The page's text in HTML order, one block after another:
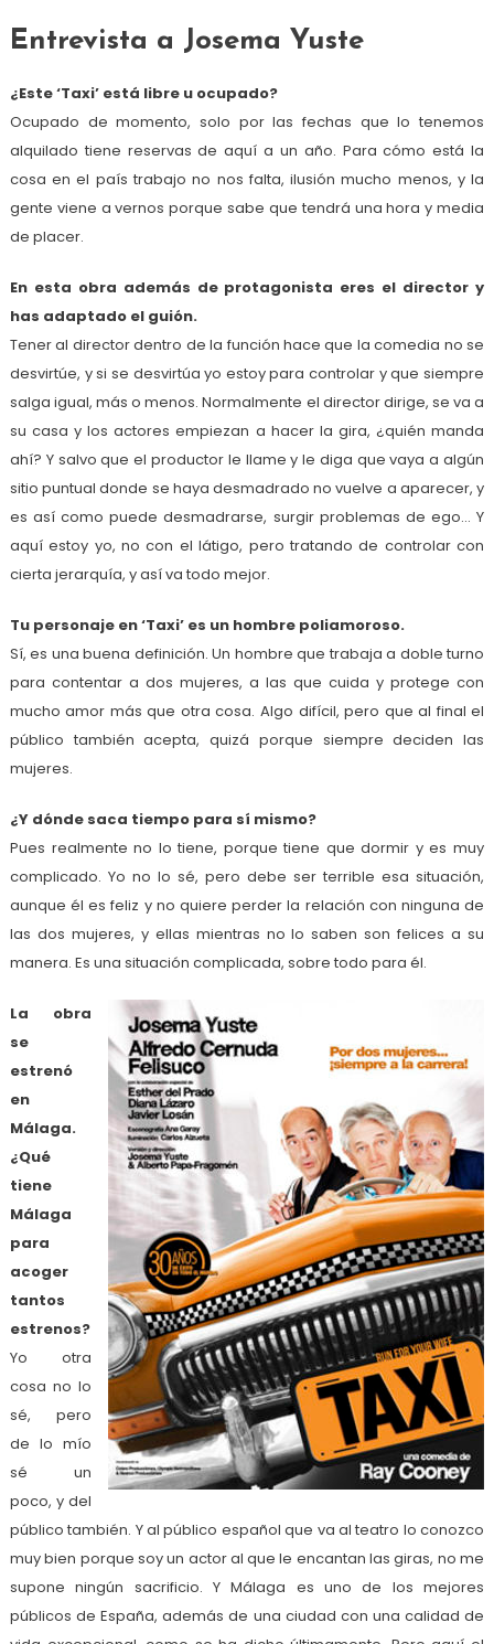
Entrevista a Josema Yuste
¿Este ‘Taxi’ está libre u ocupado?
Ocupado de momento, solo por las fechas que lo tenemos
alquilado tiene reservas de aquí a un año. Para cómo está la
cosa en el país trabajo no nos falta, ilusión mucho menos, y la
gente viene a vernos porque sabe que tendrá una hora y media
de placer.
En esta obra además de protagonista eres el director y
has adaptado el guión.
Tener al director dentro de la función hace que la comedia no se
desvirtúe, y si se desvirtúa yo estoy para controlar y que siempre
salga igual, más o menos. Normalmente el director dirige, se va a
su casa y los actores empiezan a hacer la gira, ¿quién manda
ahí? Y salvo que el productor le llame y le diga que vaya a algún
sitio puntual donde se haya desmadrado no vuelve a aparecer, y
es así como puede desmadrarse, surgir problemas de ego… Y
aquí estoy yo, no con el látigo, pero tratando de controlar con
cierta jerarquía, y así va todo mejor.
Tu personaje en ‘Taxi’ es un hombre poliamoroso.
Sí, es una buena definición. Un hombre que trabaja a doble turno
para contentar a dos mujeres, a las que cuida y protege con
mucho amor más que otra cosa. Algo difícil, pero que al final el
público también acepta, quizá porque siempre deciden las
mujeres.
¿Y dónde saca tiempo para sí mismo?
Pues realmente no lo tiene, porque tiene que dormir y es muy
complicado. Yo no lo sé, pero debe ser terrible esa situación,
aunque él es feliz y no quiere perder la relación con ninguna de
las dos mujeres, y ellas mientras no lo saben son felices a su
manera. Es una situación complicada, sobre todo para él.
La obra
se
estrenó
en
Málaga.
¿Qué
tiene
Málaga
para
acoger
tantos
estrenos?
Yo otra
cosa no lo
sé, pero
de lo mío
sé un
poco, y del
público también. Y al público español que va al teatro lo conozco
muy bien porque soy un actor al que le encantan las giras, no me
supone ningún sacrificio. Y Málaga es uno de los mejores
públicos de España, además de una ciudad con una calidad de